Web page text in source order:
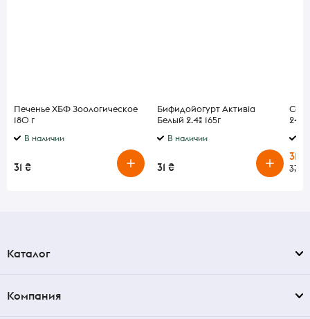
Печенье ХБФ Зоологическое
180 г
В наличии
31 ₴
Бифидойогурт Активіа
Белый 2.4% 165г
В наличии
31 ₴
31 ₴
37 ₴
Каталог
Компания